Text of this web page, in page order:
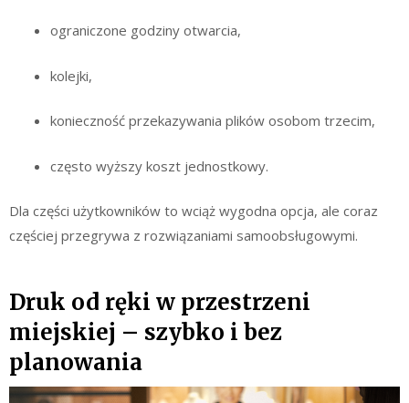
ograniczone godziny otwarcia,
kolejki,
konieczność przekazywania plików osobom trzecim,
często wyższy koszt jednostkowy.
Dla części użytkowników to wciąż wygodna opcja, ale coraz
częściej przegrywa z rozwiązaniami samoobsługowymi.
Druk od ręki w przestrzeni
miejskiej – szybko i bez
planowania